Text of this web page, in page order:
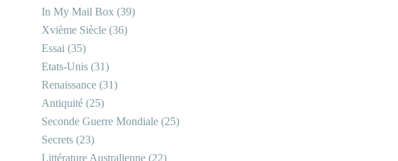
In My Mail Box (39)
Xvième Siècle (36)
Essai (35)
Etats-Unis (31)
Renaissance (31)
Antiquité (25)
Seconde Guerre Mondiale (25)
Secrets (23)
Littérature Australienne (22)